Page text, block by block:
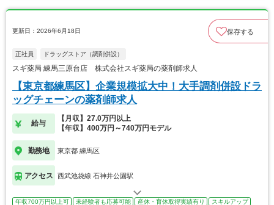
更新日：2026年6月18日 保存する
正社員 ドラッグストア（調剤併設）
スギ薬局 練馬三原台店 株式会社スギ薬局の薬剤師求人
【東京都練馬区】企業規模拡大中！大手調剤併設ドラ
ッグチェーンの薬剤師求人
給与
【月収】27.0万円以上
【年収】400万円～740万円モデル
勤務地 東京都 練馬区
アクセス 西武池袋線 石神井公園駅
年収700万円以上可 未経験者も応募可能 産休・育休取得実績有り
スキルアップ